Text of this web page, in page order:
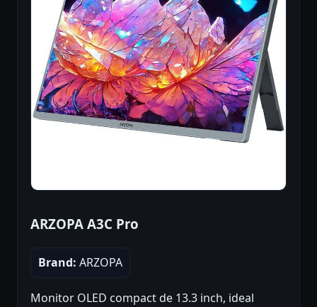
ARZOPA A3C Pro
Brand: ARZOPA
Monitor OLED compact de 13.3 inch, ideal